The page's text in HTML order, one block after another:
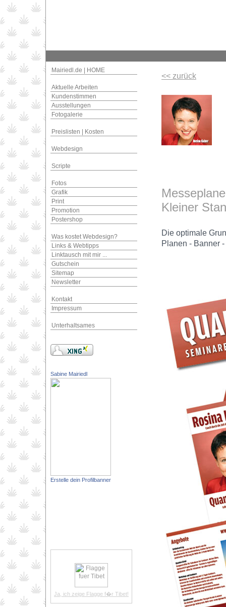
Mairiedl.de | HOME
Aktuelle Arbeiten
Kundenstimmen
Ausstellungen
Fotogalerie
Preislisten | Kosten
Webdesign
Scripte
Fotos
Grafik
Print
Promotion
Postershop
Was kostet Webdesign?
Links & Webtipps
Linktausch mit mir ...
Gutschein
Sitemap
Newsletter
Kontakt
Impressum
Unterhaltsames
Sabine Mairiedl
Erstelle dein Profilbanner
Ja, ich zeige Flagge f�r Tibet!
<< zurück
Kleiner
Die optimale
Planen - Banner